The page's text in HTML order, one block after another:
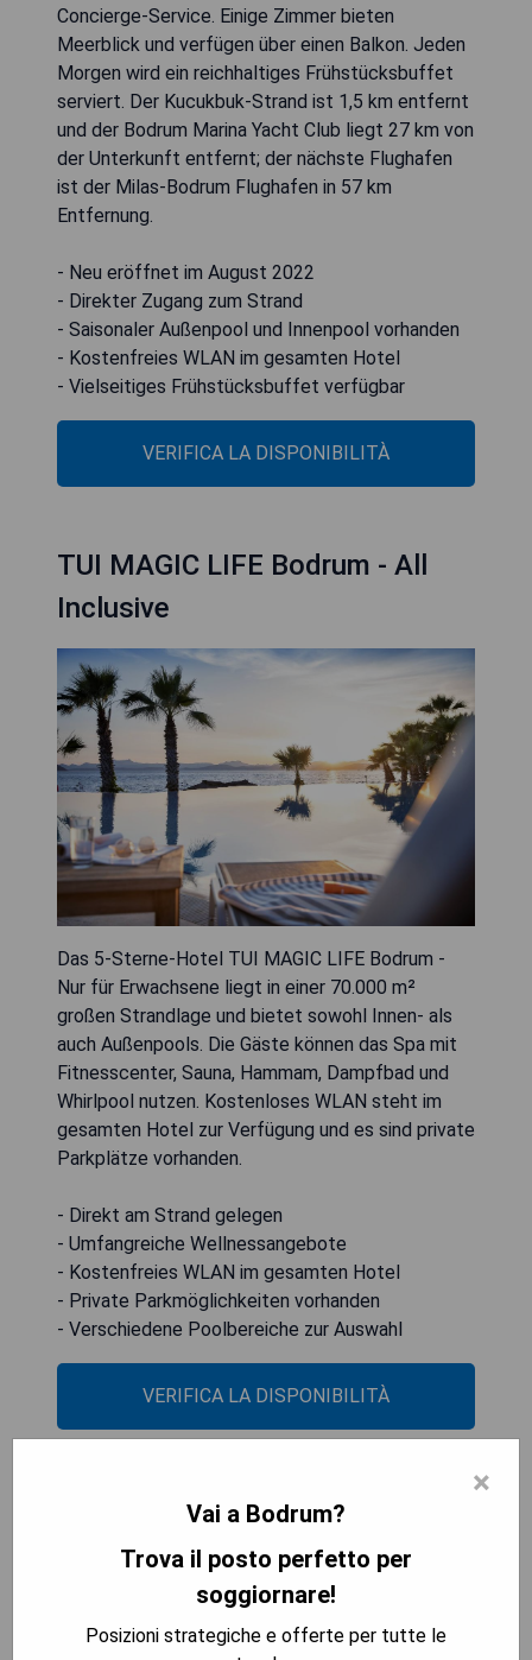
Concierge-Service. Einige Zimmer bieten
Meerblick und verfügen über einen Balkon. Jeden
Morgen wird ein reichhaltiges Frühstücksbuffet
serviert. Der Kucukbuk-Strand ist 1,5 km entfernt
und der Bodrum Marina Yacht Club liegt 27 km von
der Unterkunft entfernt; der nächste Flughafen
ist der Milas-Bodrum Flughafen in 57 km
Entfernung.
- Neu eröffnet im August 2022
- Direkter Zugang zum Strand
- Saisonaler Außenpool und Innenpool vorhanden
- Kostenfreies WLAN im gesamten Hotel
- Vielseitiges Frühstücksbuffet verfügbar
VERIFICA LA DISPONIBILITÀ
TUI MAGIC LIFE Bodrum - All
Inclusive
Das 5-Sterne-Hotel TUI MAGIC LIFE Bodrum -
Nur für Erwachsene liegt in einer 70.000 m²
großen Strandlage und bietet sowohl Innen- als
auch Außenpools. Die Gäste können das Spa mit
Fitnesscenter, Sauna, Hammam, Dampfbad und
Whirlpool nutzen. Kostenloses WLAN steht im
gesamten Hotel zur Verfügung und es sind private
Parkplätze vorhanden.
- Direkt am Strand gelegen
- Umfangreiche Wellnessangebote
- Kostenfreies WLAN im gesamten Hotel
- Private Parkmöglichkeiten vorhanden
- Verschiedene Poolbereiche zur Auswahl
VERIFICA LA DISPONIBILITÀ
Buyuk Anadolu Didim Resort
Hotel - All Inclusive
×
Vai a Bodrum?
Trova il posto perfetto per
soggiornare!
Posizioni strategiche e offerte per tutte le